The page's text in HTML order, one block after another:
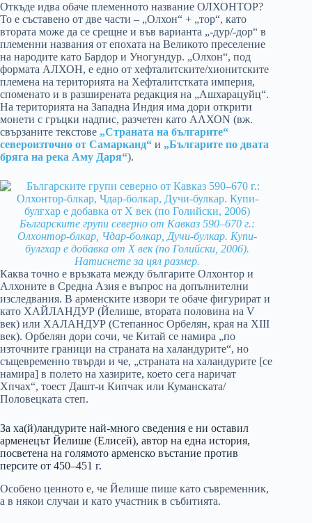
Откъде идва обаче племенното название ОЛХОНТОР?
То е съставено от две части – „Олхон“ + „тор“, като
втората може да се срещне и във варианта „-дур/-дор“ в
племенни названия от епохата на Великото преселение
на народите като Бардор и Уногундур. „Олхон“, под
формата АЛХОН, е едно от хефталитските/хионитските
племена на територията на Хефталитстката империя,
споменато и в разширената редакция на „Ашхарацуйц“.
На територията на Западна Индия има дори открити
монети с гръцки надпис, разчетен като АΛХОN (вж.
свързаните текстове „Страната на българите“
североизточно от Самарканд“ и „Българите по двата
бряга на река Аму Даря“).
Българските групи северно от Кавказ 590–670 г.:
Олхонтор-блкар, Чдар-болкар, Дучи-булкар. Купи-
булгхар е добавка от Х век (по Голийски, 2006).
Натиснете за цял размер.
Каква точно е връзката между българите Олхонтор и
Алхоните в Средна Азия е въпрос на допълнителни
изследвания. В арменските извори те обаче фигурират и
като ХАЙЛАНДУР (Йелише, втората половина на V
век) или ХАЛАНДУР (Степаннос Орбелян, края на XIII
век). Орбелян дори сочи, че Китай се намира „по
източните граници на страната на халандурите“, но
същевременно твърди и че, „страната на халандурите [се
намира] в полето на хазирите, което сега наричат
Хпчах“, тоест Дашт-и Кипчак или Куманската/
Половецката степ.
За ха(й)ландурите най-много сведения е ни оставил
арменецът Йелише (Елисей), автор на една история,
посветена на голямото арменско въстание против
персите от 450–451 г.
Особено ценното е, че Йелише пише като съвременник,
а в някои случаи и като участник в събитията.